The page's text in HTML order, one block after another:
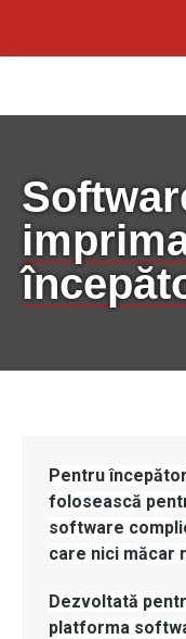
Pentru
folosească
software
care nici măcar
Dezvoltată
platforma